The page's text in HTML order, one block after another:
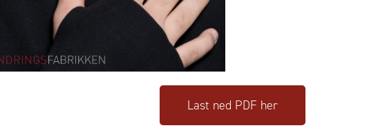
Last ned PDF her